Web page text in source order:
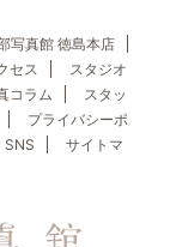
写真館 徳島本店
セス
スタジオ
コラム
スタッ
プライバシーポ
SNS
サイトマ